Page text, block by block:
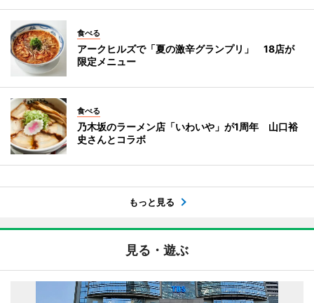
食べる
アークヒルズで「夏の激辛グランプリ」 18店が
限定メニュー
食べる
乃木坂のラーメン店「いわいや」が1周年 山口裕
史さんとコラボ
もっと見る
見る・遊ぶ